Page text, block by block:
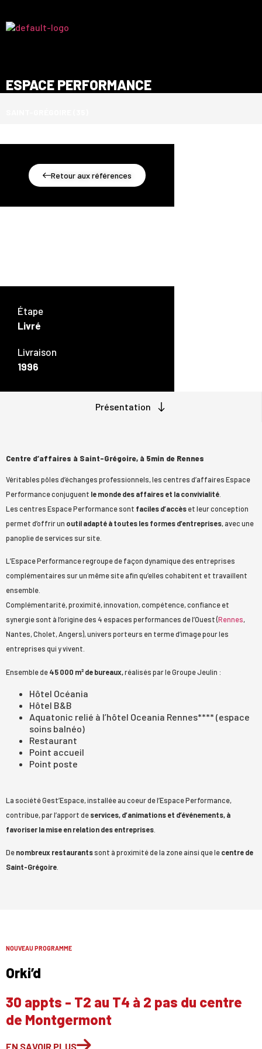
ESPACE PERFORMANCE
Retour aux références
Étape
Livré
Livraison
1996
Présentation
Centre d’affaires à Saint-Grégoire, à 5min de Rennes
Véritables pôles d’échanges professionnels, les centres d’affaires Espace
Performance conjuguent le monde des affaires et la convivialité
Les centres Espace Performance sont faciles d’accès et leur conception
permet d’offrir un outil adapté à toutes les formes d’entreprises, avec une
panoplie de services sur site.
L’Espace Performance regroupe de façon dynamique des entreprises
complémentaires sur un même site afin qu’elles cohabitent et travaillent
ensemble.
Complémentarité, proximité, innovation, compétence, confiance et
synergie sont à l’origine des 4 espaces performances de l’Ouest (Rennes,
Nantes, Cholet, Angers), univers porteurs en terme d’image pour les
entreprises qui y vivent.
Ensemble de 45 000 m² de bureaux, réalisés par le Groupe Jeulin :
Hôtel Océania
Hôtel B&B
Aquatonic relié à l’hôtel Oceania Rennes**** (espace
soins balnéo)
Restaurant
Point accueil
Point poste
La société Gest’Espace, installée au coeur de l’Espace Performance,
contribue, par l’apport de services, d’animations et d’événements, à
favoriser la mise en relation des entreprises
De nombreux restaurants sont à proximité de la zone ainsi que le centre de
Saint-Grégoire
NOUVEAU PROGRAMME
Orki’d
30 appts - T2 au T4 à 2 pas du centre
de Montgermont
EN SAVOIR PLUS